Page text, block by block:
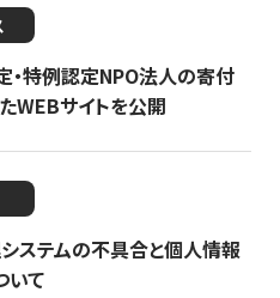
・特例認定NPO法人の寄付
WEBサイトを公開
ステムの不具合と個人情報
いて